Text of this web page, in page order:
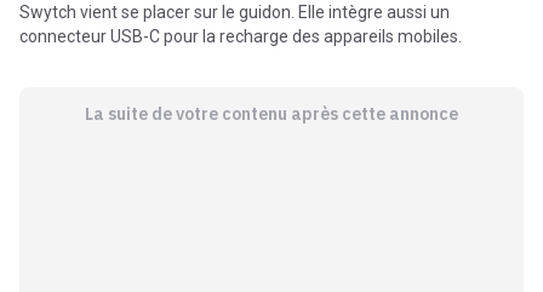
Swytch vient se placer sur le guidon. Elle intègre aussi un
connecteur USB-C pour la recharge des appareils mobiles.
La suite de votre contenu après cette annonce